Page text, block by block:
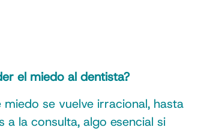
el miedo al dentista?
se vuelve irracional, hasta
la consulta, algo esencial si